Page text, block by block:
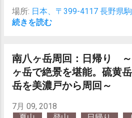
りがロープウェイ
さを見誤っていた
いに任せたことも
ってみないことに
みないことには分
ん知識を上手く使
場所: 日本、〒399-4117 長野県
続きを読む
南八ヶ岳周回：日帰り
ヶ岳で絶景を堪能。硫黄
岳を美濃戸から周回～
7月 09, 2018